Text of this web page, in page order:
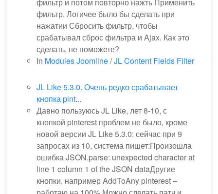
фильтр. Логичее было бы сделать при
нажатии Сбросить фильтр, чтобы
срабатывал сброс фильтра и Ajax. Как это
сделать, не поможете?
In Modules Joomline/JL Content Fields Filter
JL Like 5.3.0. Очень редко срабатывает
кнопка pint...
Давно пользуюсь JL Like, лет 8-10, с
кнопкой pinterest проблем не было, кроме
новой версии JL Like 5.3.0: сейчас при 9
запросах из 10, система пишет:Произошла
ошибка JSON.parse: unexpected character at
line 1 column 1 of the JSON dataДругие
кнопки, например AddToAny pinterest –